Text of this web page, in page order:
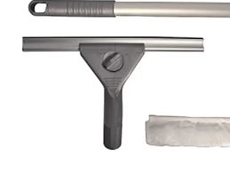
permite trabajar sin agacharse. El